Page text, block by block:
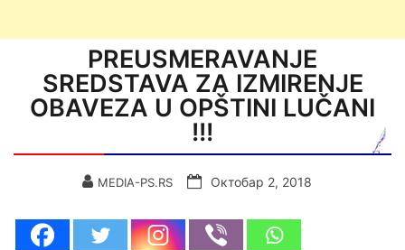
PREUSMERAVANJE
SREDSTAVA ZA IZMIRENJE
OBAVEZA U OPŠTINI LUČANI
!!!
MEDIA-PS.RS Октобар 2, 2018